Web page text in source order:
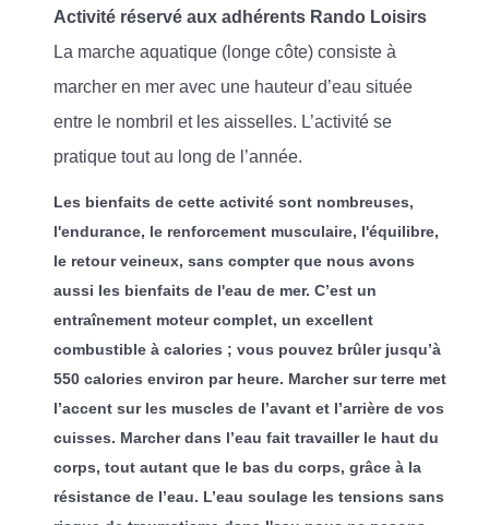
Activité réservé aux adhérents Rando Loisirs
La marche aquatique (longe côte) consiste à
marcher en mer avec une hauteur d’eau située
entre le nombril et les aisselles. L’activité se
pratique tout au long de l’année.
Les bienfaits de cette activité sont nombreuses,
l'endurance, le renforcement musculaire, l'équilibre,
le retour veineux, sans compter que nous avons
aussi les bienfaits de l'eau de mer. C’est un
entraînement moteur complet, un excellent
combustible à calories ; vous pouvez brûler jusqu’à
550 calories environ par heure. Marcher sur terre met
l’accent sur les muscles de l’avant et l’arrière de vos
cuisses. Marcher dans l’eau fait travailler le haut du
corps, tout autant que le bas du corps, grâce à la
résistance de l’eau. L’eau soulage les tensions sans